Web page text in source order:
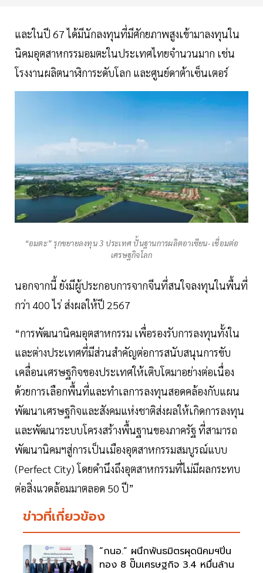
และในปี 67 ได้มีนักลงทุนที่มีศักยภาพสูงเข้ามาลงทุนใน
นิคมอุตสาหกรรมอมตะในประเทศไทยจำนวนมาก เช่น
โรงงานผลิตนาฬิการะดับโลก และศูนย์ดาต้าเซ็นเตอร์
“อมตะ” รุกขยายลงทุน 3 ประเทศ ปั้นฐานการผลิตอาเซียน- เชื่อมต่อ
เศรษฐกิจโลก
นอกจากนี้ ยังมีผู้ประกอบการจากจีนที่สนใจลงทุนในพื้นที่
กว่า 400 ไร่ ส่งผลให้ปี 2567
“การพัฒนานิคมอุตสาหกรรม เพื่อรองรับการลงทุนทั้งใน
และต่างประเทศที่มีส่วนสำคัญต่อการสนับสนุนการขับ
เคลื่อนเศรษฐกิจของประเทศให้เติบโตมาอย่างต่อเนื่อง
ด้วยการเลือกพื้นที่และทำเลการลงทุนสอดคล้องกับแผน
พัฒนาเศรษฐกิจและสังคมแห่งชาติส่งผลให้เกิดการลงทุน
และพัฒนาระบบโครงสร้างพื้นฐานของภาครัฐ ที่สามารถ
พัฒนานิคมฯสู่การเป็นเมืองอุตสาหกรรมสมบูรณ์แบบ
(Perfect City) โดยคำนึงถึงอุตสาหกรรมที่ไม่มีผลกระทบ
ต่อสิ่งแวดล้อมมาตลอด 50 ปี”
ข่าวที่เกี่ยวข้อง
“กนอ.” ผนึกพันธมิตรผุดนิคมฯปิ่น
ทอง 8 ปั๊มเศรษฐกิจ 3.4 หมื่นล้าน